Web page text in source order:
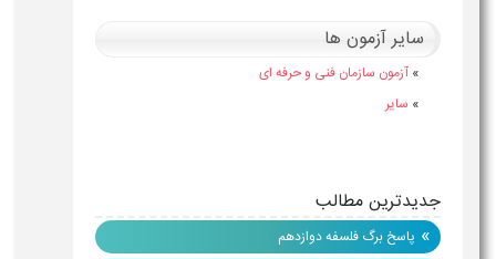
سایر آزمون ها
» آزمون سازمان فنی و حرفه ای
» سایر
جدیدترین مطالب
» پاسخ برگ فلسفه دوازدهم